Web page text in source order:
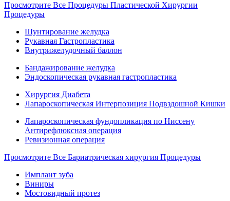
Просмотрите Все Процедуры Пластической Хирургии
Процедуры
Шунтирование желудка
Рукавная Гастропластика
Внутрижелудочный баллон
Бандажирование желудка
Эндоскопическая рукавная гастропластика
Хирургия Диабета
Лапароскопическая Интерпозиция Подвздошной Кишки
Лапароскопическая фундопликация по Ниссену
Антирефлюксная операция
Ревизионная операция
Просмотрите Все Бариатрическая хирургия Процедуры
Имплант зуба
Виниры
Мостовидный протез